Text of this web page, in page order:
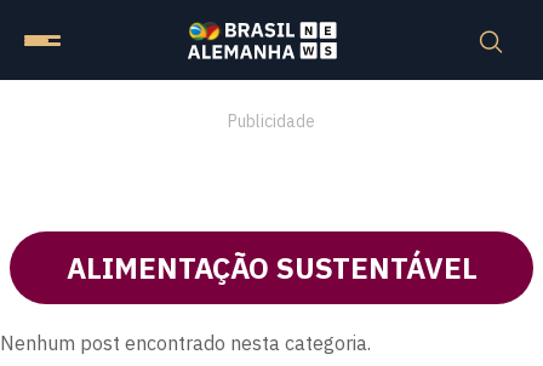
Publicidade
ALIMENTAÇÃO SUSTENTÁVEL
Nenhum post encontrado nesta categoria.